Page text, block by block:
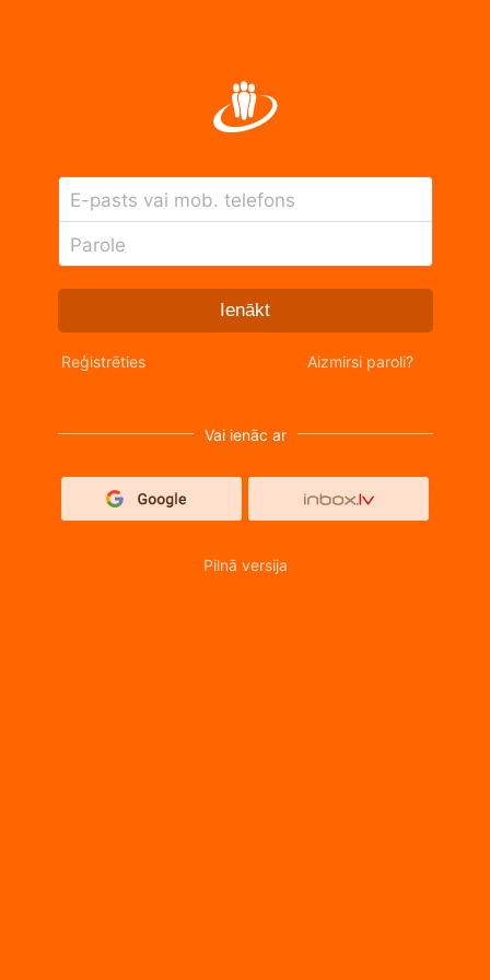
E-pasts vai mob. telefons
Parole
Ienākt
Reģistrēties Aizmirsi paroli?
Vai ienāc ar
Pilnā versija